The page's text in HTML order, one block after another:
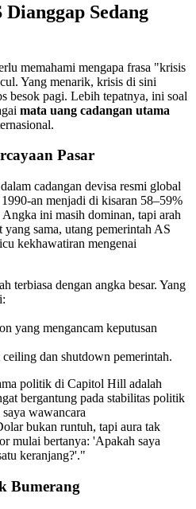
Sedang
memahami mengapa frasa "krisis
Yang menarik, krisis di sini
besok pagi. Lebih tepatnya, ini soal
mata uang cadangan utama
Pasar
cadangan devisa resmi global
an menjadi di kisaran 58–59%
ini masih dominan, tapi arah
sama, utang pemerintah AS
kekhawatiran mengenai
terbiasa dengan angka besar. Yang
yang mengancam keputusan
dan shutdown pemerintah.
politik di Capitol Hill adalah
bergantung pada stabilitas politik
wawancara
bukan runtuh, tapi aura tak
mulai bertanya: 'Apakah saya
keranjang?'."
Bumerang